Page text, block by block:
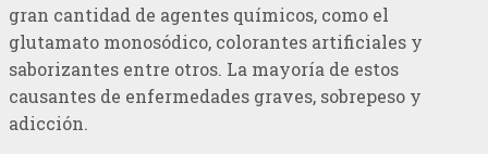
gran cantidad de agentes químicos, como el
glutamato monosódico, colorantes artificiales y
saborizantes entre otros. La mayoría de estos
causantes de enfermedades graves, sobrepeso y
adicción.